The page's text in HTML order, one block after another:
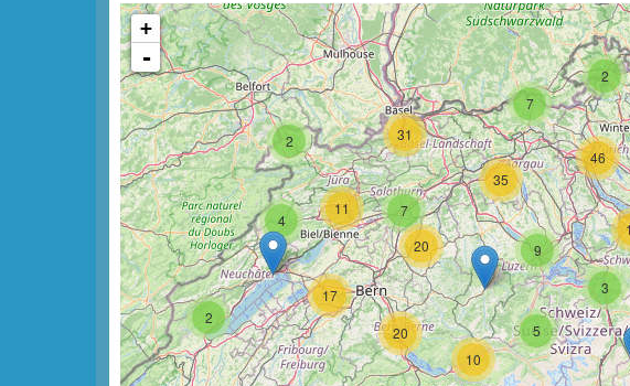
2
5
3
4
2
11 7
31
9
17
10
20
20
7
2
35
46
+
-